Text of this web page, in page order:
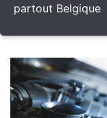
partout Belgique